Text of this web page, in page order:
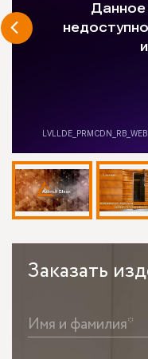
Заказать
Имя и фамилия*